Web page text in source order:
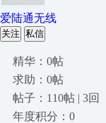
爱陆通无线
关注 私信
精华：0帖
求助：0帖
帖子：110帖 | 3回
年度积分：0